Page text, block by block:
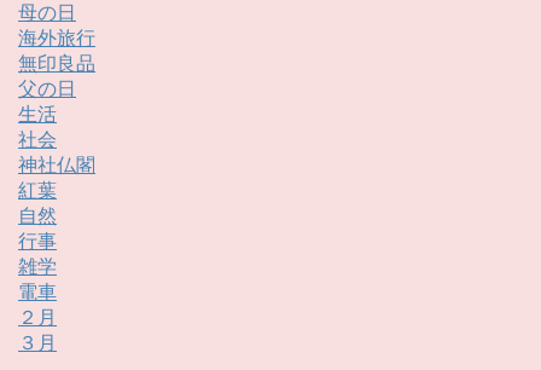
母の日
海外旅行
無印良品
父の日
生活
社会
神社仏閣
紅葉
自然
行事
雑学
電車
２月
３月